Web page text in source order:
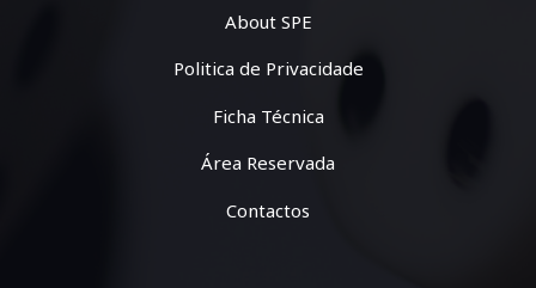
About SPE
Politica de Privacidade
Ficha Técnica
Área Reservada
Contactos